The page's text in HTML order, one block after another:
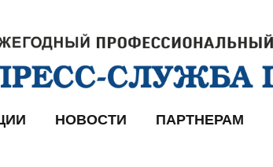
НОВОСТИ ПАРТНЕРАМ